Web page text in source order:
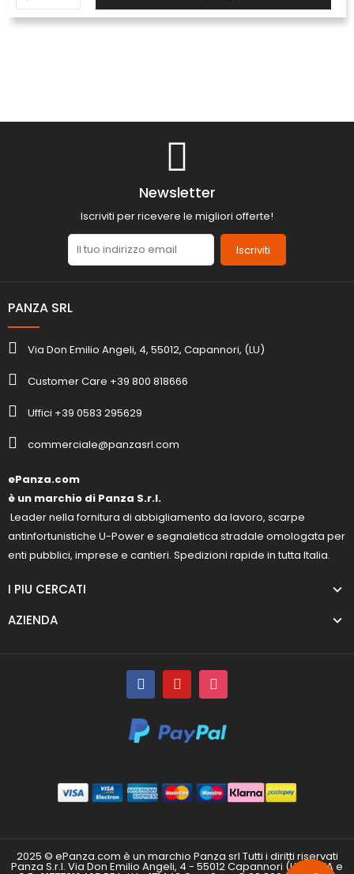
Newsletter
Iscriviti per ricevere le migliori offerte!
Iscriviti
PANZA SRL
Via Don Emilio Angeli, 4, 55012, Capannori, (LU)
Customer Care +39 800 818666
Uffici +39 0583 295629
commerciale@panzasrl.com
ePanza.com
è un marchio di Panza S.r.l.
Leader nella fornitura di abbigliamento da lavoro, scarpe
antinfortunistiche U-Power e segnaletica stradale omologata per
enti pubblici, imprese e cantieri. Spedizioni rapide in tutta Italia.
I PIU CERCATI
AZIENDA
2025 © ePanza.com è un marchio Panza srl Tutti i diritti riservati
Panza S.r.l. Via Don Emilio Angeli, 4 - 55012 Capannori (LU) P.IVA e